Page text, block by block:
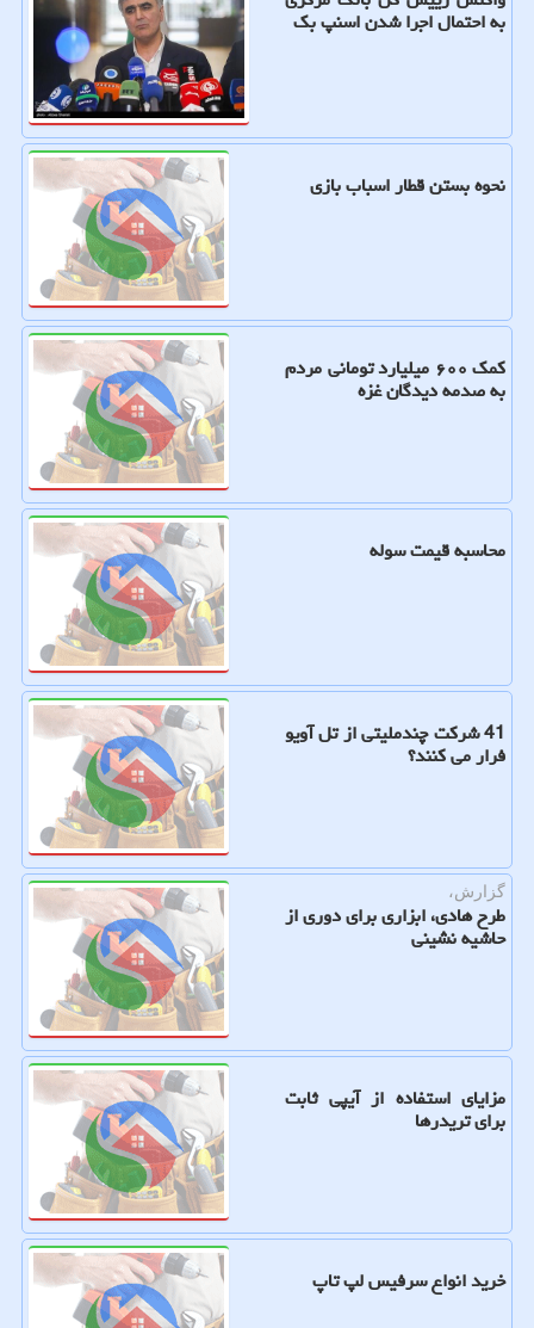
به احتمال اجرا شدن اسنپ بک
نحوه بستن قطار اسباب بازی
کمک ۶۰۰ میلیارد تومانی مردم
به صدمه دیدگان غزه
محاسبه قیمت سوله
41 شرکت چندملیتی از تل آویو
فرار می کنند؟
گزارش،
طرح هادی، ابزاری برای دوری از
حاشیه نشینی
مزایای استفاده از آیپی ثابت
برای تریدرها
خرید انواع سرفیس لپ تاپ